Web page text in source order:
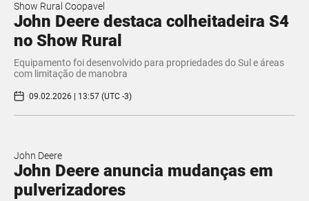
Show Rural Coopavel
John Deere destaca colheitadeira S4
no Show Rural
Equipamento foi desenvolvido para propriedades do Sul e áreas
com limitação de manobra
09.02.2026 | 13:57 (UTC -3)
John Deere
John Deere anuncia mudanças em
pulverizadores